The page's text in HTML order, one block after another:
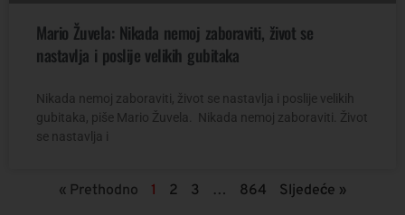
Mario Žuvela: Nikada nemoj zaboraviti, život se
nastavlja i poslije velikih gubitaka
Nikada nemoj zaboraviti, život se nastavlja i poslije velikih
gubitaka, piše Mario Žuvela. Nikada nemoj zaboraviti. Život
se nastavlja i
« Prethodno 1 2 3 … 864 Sljedeće »